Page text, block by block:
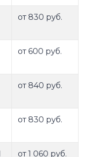
от 830 руб.
от 600 руб.
от 840 руб.
от 830 руб.
от 1 060 руб.